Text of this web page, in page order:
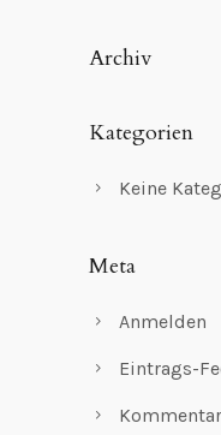
Archiv
Kategorien
Keine
Meta
Anmelden
Eintrags-